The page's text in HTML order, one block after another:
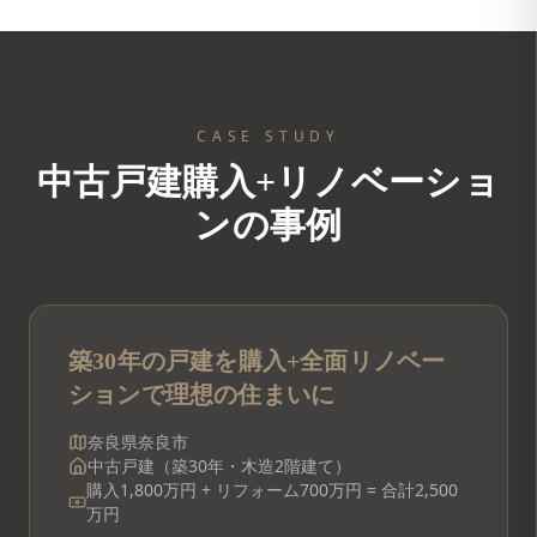
CASE STUDY
中古戸建購入+リノベーショ
ンの事例
築30年の戸建を購入+全面リノベー
ションで理想の住まいに
奈良県奈良市
中古戸建（築30年・木造2階建て）
購入1,800万円 + リフォーム700万円 = 合計2,500
万円